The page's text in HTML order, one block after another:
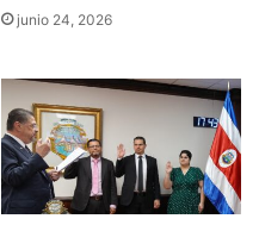
junio 24, 2026